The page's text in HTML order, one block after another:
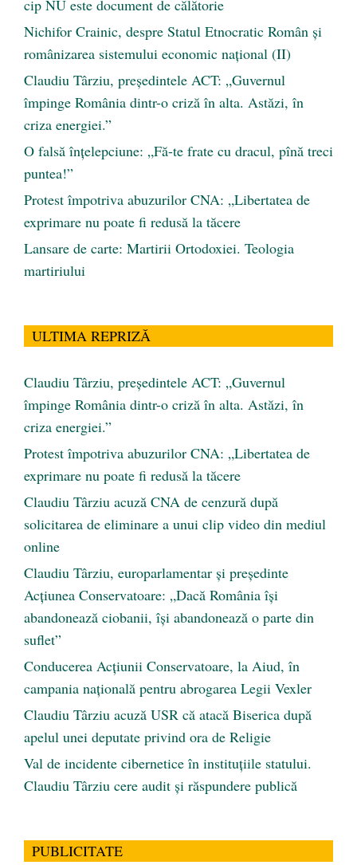
cip NU este document de călătorie
Nichifor Crainic, despre Statul Etnocratic Român şi
românizarea sistemului economic naţional (II)
Claudiu Târziu, președintele ACT: „Guvernul
împinge România dintr-o criză în alta. Astăzi, în
criza energiei.”
O falsă înțelepciune: „Fă-te frate cu dracul, pînă treci
puntea!”
Protest împotriva abuzurilor CNA: „Libertatea de
exprimare nu poate fi redusă la tăcere
Lansare de carte: Martirii Ortodoxiei. Teologia
martiriului
ULTIMA REPRIZĂ
Claudiu Târziu, președintele ACT: „Guvernul
împinge România dintr-o criză în alta. Astăzi, în
criza energiei.”
Protest împotriva abuzurilor CNA: „Libertatea de
exprimare nu poate fi redusă la tăcere
Claudiu Târziu acuză CNA de cenzură după
solicitarea de eliminare a unui clip video din mediul
online
Claudiu Târziu, europarlamentar și președinte
Acțiunea Conservatoare: „Dacă România își
abandonează ciobanii, își abandonează o parte din
suflet”
Conducerea Acțiunii Conservatoare, la Aiud, în
campania națională pentru abrogarea Legii Vexler
Claudiu Târziu acuză USR că atacă Biserica după
apelul unei deputate privind ora de Religie
Val de incidente cibernetice în instituțiile statului.
Claudiu Târziu cere audit și răspundere publică
PUBLICITATE